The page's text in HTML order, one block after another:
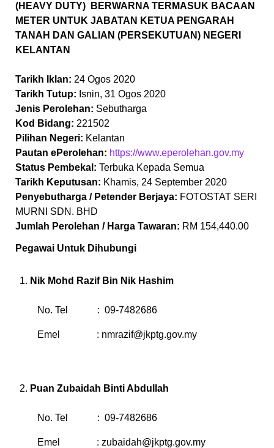
(HEAVY DUTY) BERWARNA TERMASUK BACAAN
METER UNTUK JABATAN KETUA PENGARAH
TANAH DAN GALIAN (PERSEKUTUAN) NEGERI
KELANTAN
Tarikh Iklan: 24 Ogos 2020
Tarikh Tutup: Isnin, 31 Ogos 2020
Jenis Perolehan: Sebutharga
Kod Bidang: 221502
Pilihan Negeri: Kelantan
Pautan ePerolehan: https://www.eperolehan.gov.my
Status Pembekal: Terbuka Kepada Semua
Tarikh Keputusan: Khamis, 24 September 2020
Penyebutharga / Petender Berjaya: FOTOSTAT SERI
MURNI SDN. BHD
Jumlah Perolehan / Harga Tawaran: RM 154,440.00
Pegawai Untuk Dihubungi
Nik Mohd Razif Bin Nik Hashim
No. Tel : 09-7482686
Emel : nmrazif@jkptg.gov.my
Puan Zubaidah Binti Abdullah
No. Tel : 09-7482686
Emel : zubaidah@jkptg.gov.my